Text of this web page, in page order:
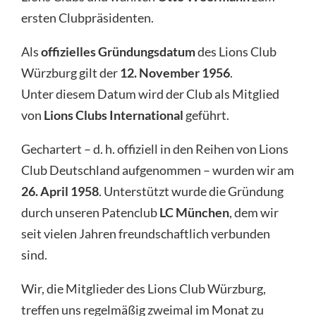
ersten Clubpräsidenten.
Alsoffizielles Gründungsdatumdes Lions Club
Würzburg gilt der12. November 1956.
Unter diesem Datum wird der Club als Mitglied
von Lions Clubs International geführt.
Gechartert – d. h. offiziell in den Reihen von Lions
Club Deutschland aufgenommen – wurden wir am
26. April 1958. Unterstützt wurde die Gründung
durch unseren PatenclubLC München, dem wir
seit vielen Jahren freundschaftlich verbunden
sind.
Wir, die Mitglieder des Lions Club Würzburg,
treffen uns regelmäßig zweimal im Monat zu